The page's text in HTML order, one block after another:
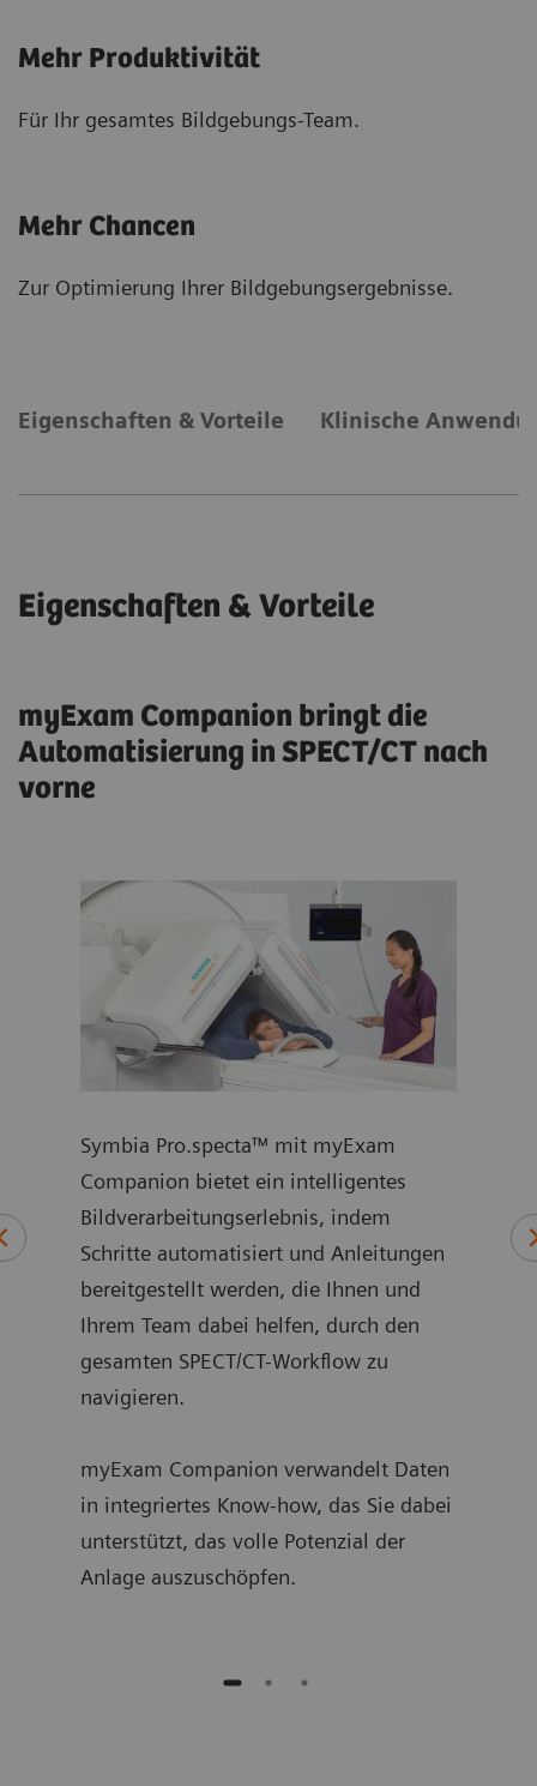
Mehr Produktivität
Für Ihr gesamtes Bildgebungs-Team.
Mehr Chancen
Zur Optimierung Ihrer Bildgebungsergebnisse.
Eigenschaften & Vorteile Klinische
Eigenschaften & Vorteile
myExam Companion bringt die
Automatisierung in SPECT/CT nach
vorne
Symbia Pro.specta™ mit myExam
Companion bietet ein intelligentes
Bildverarbeitungserlebnis, indem
Schritte automatisiert und Anleitungen
bereitgestellt werden, die Ihnen und
Ihrem Team dabei helfen, durch den
gesamten SPECT/CT-Workflow zu
navigieren.
myExam Companion verwandelt Daten
in integriertes Know-how, das Sie dabei
unterstützt, das volle Potenzial der
Anlage auszuschöpfen.